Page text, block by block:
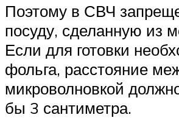
Поэтому в СВЧ
посуду, сделанную из
Если для готовки
фольга, расстояние
микроволновкой
бы 3 сантиметра.